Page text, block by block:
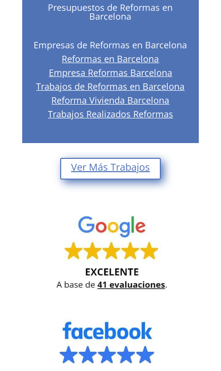
Presupuestos de Reformas en
Barcelona
Empresas de Reformas en Barcelona
Reformas en Barcelona
Empresa Reformas Barcelona
Trabajos de Reformas en Barcelona
Reforma Vivienda Barcelona
Trabajos Realizados Reformas
Ver Más Trabajos